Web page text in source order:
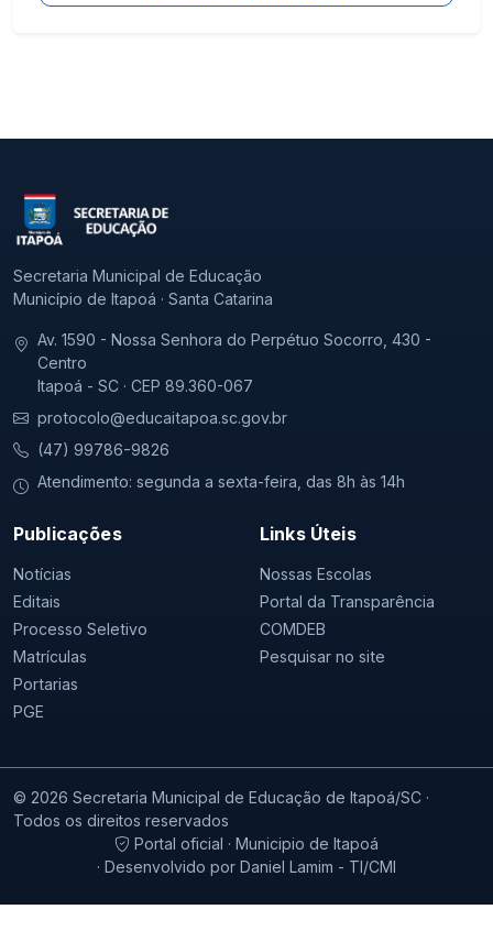
Secretaria Municipal de Educação
Município de Itapoá · Santa Catarina
Av. 1590 - Nossa Senhora do Perpétuo Socorro, 430 -
Centro
Itapoá - SC · CEP 89.360-067
protocolo@educaitapoa.sc.gov.br
(47) 99786-9826
Atendimento: segunda a sexta-feira, das 8h às 14h
Publicações
Notícias
Editais
Processo Seletivo
Matrículas
Portarias
PGE
Links Úteis
Nossas Escolas
Portal da Transparência
COMDEB
Pesquisar no site
© 2026 Secretaria Municipal de Educação de Itapoá/SC ·
Todos os direitos reservados
Portal oficial · Municipio de Itapoá
· Desenvolvido por Daniel Lamim - TI/CMI